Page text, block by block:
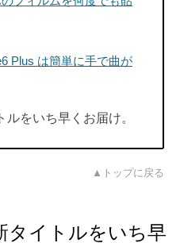
Plus は簡単に手で曲が
をいち早くお届け。
▲トップに戻る
タイトルをいち早